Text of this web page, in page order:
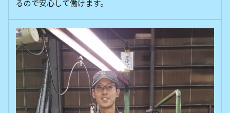
るので安心して働けます。